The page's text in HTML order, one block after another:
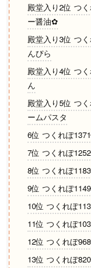
殿堂入り2位 つ
ー醤油✿
殿堂入り3位 つ
んぴら
殿堂入り4位 つ
ん
殿堂入り5位 つ
ームパスタ
6位 つくれぽ
7位 つくれぽ
8位 つくれぽ
9位 つくれぽ
10位 つくれぽ
11位 つくれぽ
12位 つくれぽ
13位 つくれぽ